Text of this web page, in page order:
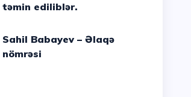
təmin ediliblər.
Sahil Babayev – Əlaqə
nömrəsi